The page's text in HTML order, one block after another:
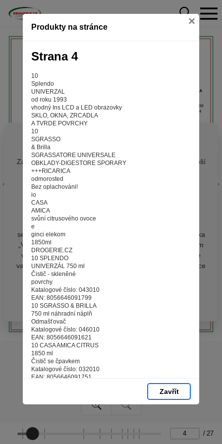
Produkty na stránce ×
Strana 4
10
Splendo
UNIVERZAL
od roku 1993
vhodný Ins LCD a LED obrazovky
SKLO, OKNA, ZRCADLA
A TVRDE POVRCHY
10
SGRASSO
& Brilla
SGRASSATORE UNIVERSALE
OBKLADY-DIGESTORE SPORARY
+++RICARICA
odmorosted
Bez oplachováni!
io
CASA
AMICA
svůní citrusového ovoce
e
ginci elekom
1850ml
DROGERIE.CZ
10 SPLENDO
UNIVERZÁL 750 ml
Čistič - skleněné
povrchy
Katalogové číslo: 043010
EAN: 8056646091799
10 SGRASSO & BRILLA
750 ml náhradní náplň
Odmašťovač
Katalogové číslo: 046010
EAN: 8056646091621
10 CASA AMICA CITRUS
1850 ml
Čistič se čpavkem
Katalogové číslo: 032010
EAN: 8056646091751
Koncentrovany
odmastovací prostředek
Zavřít
/ 27
Aby web fungoval tak, jak ho znáte (souhlas
Záleží nám na tom, aby pro vás nakupování bylo co nejlepší
zážitkem. Abyste na našich stránkách rychle našli to, co
hledáte, ušetřili spoustu klikání a nezobrazovaly se vám
reklamy na věci, které vás nezajímají. Abyste web viděli
v zobrazení na které jste zvyklí a nemuseli se pokaždé
přihlašovat. Proto od vás potřebujeme souhlas se
zpracováním souborů cookies - malých souborů, které
se dočasně ukládají ve vašem prohlížeči. Stisknutím tlačítka
„V pořádku“ souhlasíte s nastavením cookies tak, abychom
vám poskytovali smysluplné a užitečné služby na základě
vašich údajů. Svůj souhlas můžete kdykoli změnit na stránce
zpracování osobních údajů.
Spravovat cookies